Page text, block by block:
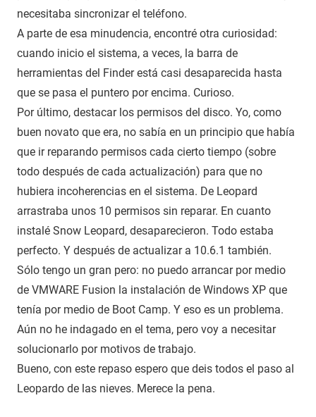
necesitaba sincronizar el teléfono.
A parte de esa minudencia, encontré otra curiosidad:
cuando inicio el sistema, a veces, la barra de
herramientas del Finder está casi desaparecida hasta
que se pasa el puntero por encima. Curioso.
Por último, destacar los permisos del disco. Yo, como
buen novato que era, no sabía en un principio que había
que ir reparando permisos cada cierto tiempo (sobre
todo después de cada actualización) para que no
hubiera incoherencias en el sistema. De Leopard
arrastraba unos 10 permisos sin reparar. En cuanto
instalé Snow Leopard, desaparecieron. Todo estaba
perfecto. Y después de actualizar a 10.6.1 también.
Sólo tengo un gran pero: no puedo arrancar por medio
de VMWARE Fusion la instalación de Windows XP que
tenía por medio de Boot Camp. Y eso es un problema.
Aún no he indagado en el tema, pero voy a necesitar
solucionarlo por motivos de trabajo.
Bueno, con este repaso espero que deis todos el paso al
Leopardo de las nieves. Merece la pena.